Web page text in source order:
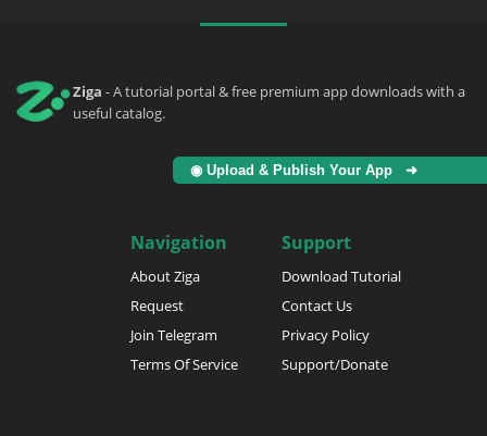
Ziga - A tutorial portal & free premium app downloads with a
useful catalog.
◉ Upload & Publish Your App ➜
Navigation
About Ziga
Request
Join Telegram
Terms Of Service
Support
Download Tutorial
Contact Us
Privacy Policy
Support/Donate